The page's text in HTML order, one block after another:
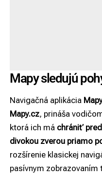
Mapy sledujú
Navigačná aplikácia
Mapy.cz, prináša
ktorá ich má chrániť
divokou zverou priamo
rozšírenie klasickej
pasívnym zobrazovaním